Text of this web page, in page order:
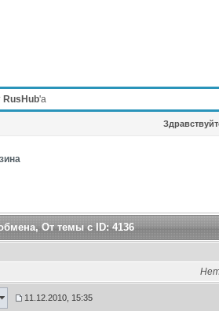
RusHub'а
, От темы с ID: 4136
11.12.2010, 15:35